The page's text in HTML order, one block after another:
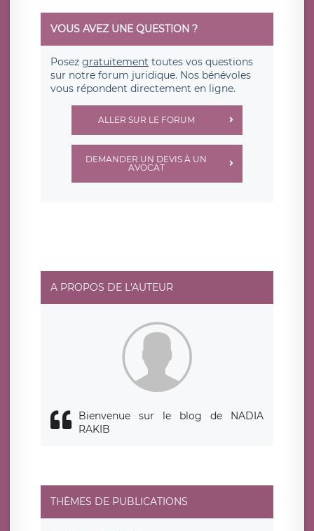
VOUS AVEZ UNE QUESTION ?
Posez gratuitement toutes vos questions
sur notre forum juridique. Nos bénévoles
vous répondent directement en ligne.
ALLER SUR LE FORUM
DEMANDER UN DEVIS À UN
AVOCAT
A PROPOS DE L'AUTEUR
Bienvenue sur le blog de NADIA
RAKIB
THÈMES DE PUBLICATIONS